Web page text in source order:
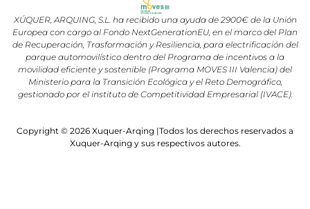
XÚQUER, ARQUING, S.L. ha recibido una ayuda de 2900€ de la Unión
Europea con cargo al Fondo NextGenerationEU, en el marco del Plan
de Recuperación, Trasformación y Resiliencia, para electrificación del
parque automovilístico dentro del Programa de incentivos a la
movilidad eficiente y sostenible (Programa MOVES III Valencia) del
Ministerio para la Transición Ecológica y el Reto Demográfico,
gestionado por el instituto de Competitividad Empresarial (IVACE).
Copyright © 2026 Xuquer-Arqing |Todos los derechos reservados a
Xuquer-Arqing y sus respectivos autores.